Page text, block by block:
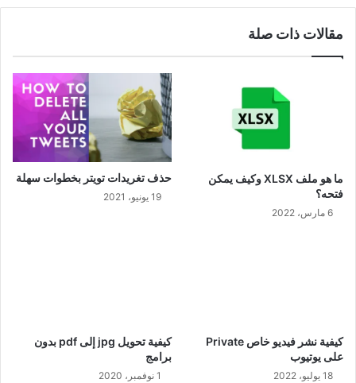
مقالات ذات صلة
ما هو ملف XLSX وكيف يمكن
فتحه؟
6 مارس، 2022
حذف تغريدات تويتر بخطوات سهلة
19 يونيو، 2021
كيفية نشر فيديو خاص Private
على يوتيوب
18 يوليو، 2022
كيفية تحويل jpg إلى pdf بدون
برامج
1 نوفمبر، 2020